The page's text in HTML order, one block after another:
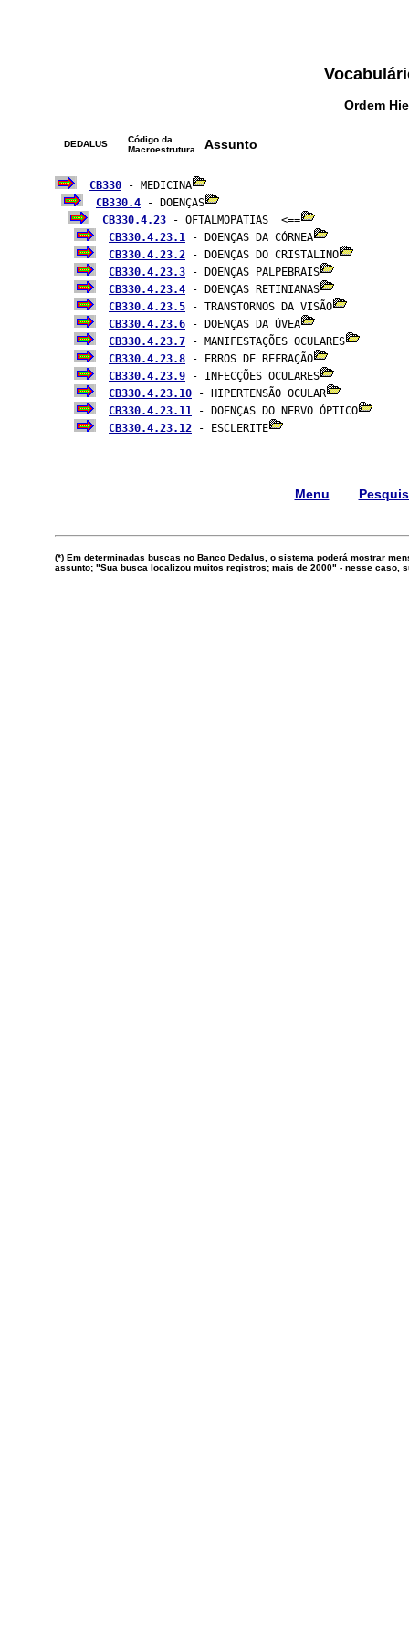
Ordem
DEDALUS
Código da
Macroestrutura
Assunto
CB330 - MEDICINA
CB330.4 - DOENÇAS
CB330.4.23 - OFTALMOPATIAS  <==
CB330.4.23.1 - DOENÇAS DA CÓRNEA
CB330.4.23.2 - DOENÇAS DO CRISTALINO
CB330.4.23.3 - DOENÇAS PALPEBRAIS
CB330.4.23.4 - DOENÇAS RETINIANAS
CB330.4.23.5 - TRANSTORNOS DA VISÃO
CB330.4.23.6 - DOENÇAS DA ÚVEA
CB330.4.23.7 - MANIFESTAÇÕES OCULARES
CB330.4.23.8 - ERROS DE REFRAÇÃO
CB330.4.23.9 - INFECÇÕES OCULARES
CB330.4.23.10 - HIPERTENSÃO OCULAR
CB330.4.23.11 - DOENÇAS DO NERVO ÓPTICO
CB330.4.23.12 - ESCLERITE
Menu
(*) Em determinadas buscas no Banco Dedalus, o sistema poderá mostrar
assunto; "Sua busca localizou muitos registros; mais de 2000" - nesse caso,